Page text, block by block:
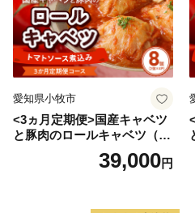
愛知県小牧市
<3ヵ月定期便>国産キャベツ
と豚肉のロールキャベツ（4P
39,000円